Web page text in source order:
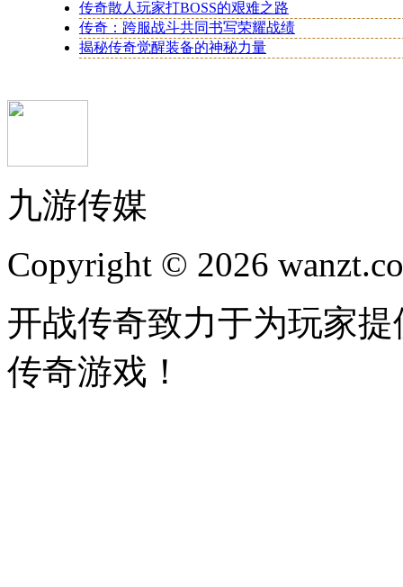
传奇散人玩家打BOSS的艰难之路
传奇：跨服战斗共同书写荣耀战绩
揭秘传奇觉醒装备的神秘力量
九游传媒
Copyright © 2026
开战传奇致力于为玩家
传奇游戏！